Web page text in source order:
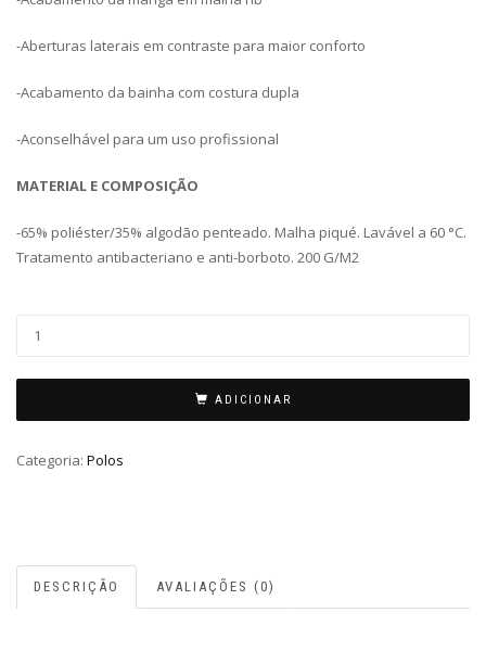
-Aberturas laterais em contraste para maior conforto
-Acabamento da bainha com costura dupla
-Aconselhável para um uso profissional
MATERIAL E COMPOSIÇÃO
-65% poliéster/35% algodão penteado. Malha piqué. Lavável a 60 °C.
Tratamento antibacteriano e anti-borboto. 200 G/M2
ADICIONAR
Categoria: Polos
DESCRIÇÃO AVALIAÇÕES (0)